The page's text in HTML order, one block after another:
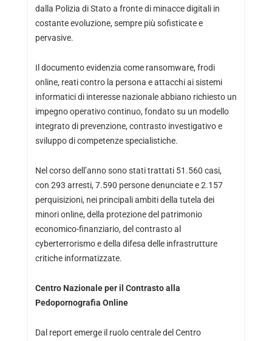
dalla Polizia di Stato a fronte di minacce digitali in
costante evoluzione, sempre più sofisticate e
pervasive.
Il documento evidenzia come ransomware, frodi
online, reati contro la persona e attacchi ai sistemi
informatici di interesse nazionale abbiano richiesto un
impegno operativo continuo, fondato su un modello
integrato di prevenzione, contrasto investigativo e
sviluppo di competenze specialistiche.
Nel corso dell’anno sono stati trattati 51.560 casi,
con 293 arresti, 7.590 persone denunciate e 2.157
perquisizioni, nei principali ambiti della tutela dei
minori online, della protezione del patrimonio
economico-finanziario, del contrasto al
cyberterrorismo e della difesa delle infrastrutture
critiche informatizzate.
Centro Nazionale per il Contrasto alla
Pedopornografia Online
Dal report emerge il ruolo centrale del Centro